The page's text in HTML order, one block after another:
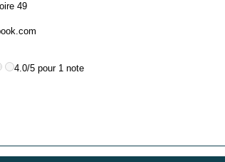
49
4.0/5 pour 1 note